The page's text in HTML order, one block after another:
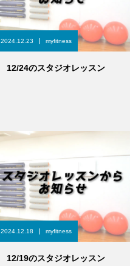
2024.12.23 myfitness
12/24のスタジオレッスン
2024.12.18 myfitness
12/19のスタジオレッスン